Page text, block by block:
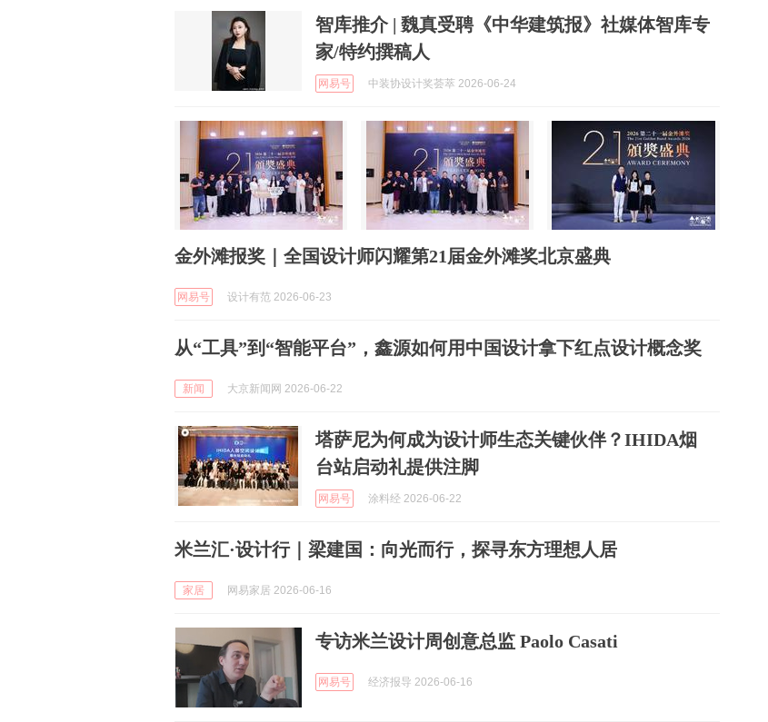
智库推介 | 魏真受聘《中华建筑报》社媒体智库专
家/特约撰稿人
网易号 中装协设计奖荟萃 2026-06-24
金外滩报奖｜全国设计师闪耀第21届金外滩奖北京盛典
网易号 设计有范 2026-06-23
从“工具”到“智能平台”，鑫源如何用中国设计拿下红点设计概念奖
新闻 大京新闻网 2026-06-22
塔萨尼为何成为设计师生态关键伙伴？IHIDA烟
台站启动礼提供注脚
网易号 涂料经 2026-06-22
米兰汇·设计行｜梁建国：向光而行，探寻东方理想人居
家居 网易家居 2026-06-16
专访米兰设计周创意总监 Paolo Casati
网易号 经济报导 2026-06-16